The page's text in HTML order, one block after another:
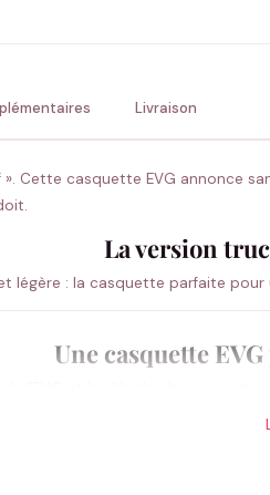
Livraison
Cette casquette EVG annonce
La version
légère : la casquette parfaite
Une casquette